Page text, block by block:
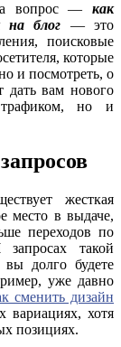
вопрос — как
на блог — это
поисковые
которые
и посмотреть, о
вам нового
но и
жесткая
место в выдаче,
переходов по
такой
долго будете
уже давно
сменить дизайн
вариациях, хотя
позициях.